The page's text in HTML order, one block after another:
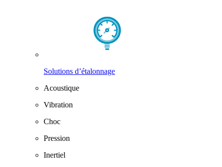
Solutions d’étalonnage
Acoustique
Vibration
Choc
Pression
Inertiel